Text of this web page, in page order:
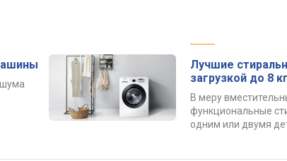
Лучшие
загрузкой до 8 кг
В меру
функциональные
одним или двумя